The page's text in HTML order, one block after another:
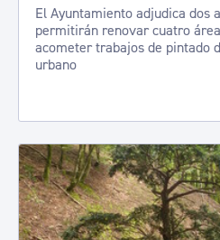
El Ayuntamiento adjudica dos
permitirán renovar cuatro
acometer trabajos de pintado
urbano